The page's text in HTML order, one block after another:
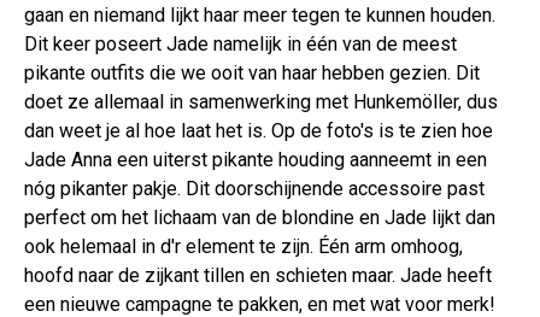
gaan en niemand lijkt haar meer tegen te kunnen houden.
Dit keer poseert Jade namelijk in één van de meest
pikante outfits die we ooit van haar hebben gezien. Dit
doet ze allemaal in samenwerking met Hunkemöller, dus
dan weet je al hoe laat het is. Op de foto's is te zien hoe
Jade Anna een uiterst pikante houding aanneemt in een
nóg pikanter pakje. Dit doorschijnende accessoire past
perfect om het lichaam van de blondine en Jade lijkt dan
ook helemaal in d'r element te zijn. Één arm omhoog,
hoofd naar de zijkant tillen en schieten maar. Jade heeft
een nieuwe campagne te pakken, en met wat voor merk!